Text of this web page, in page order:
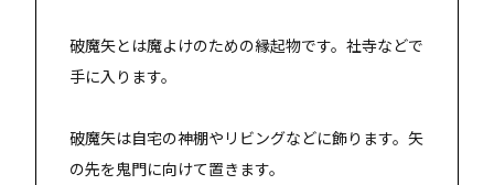
破魔矢とは魔よけのための縁起物です。社寺などで
手に入ります。
破魔矢は自宅の神棚やリビングなどに飾ります。矢
の先を鬼門に向けて置きます。